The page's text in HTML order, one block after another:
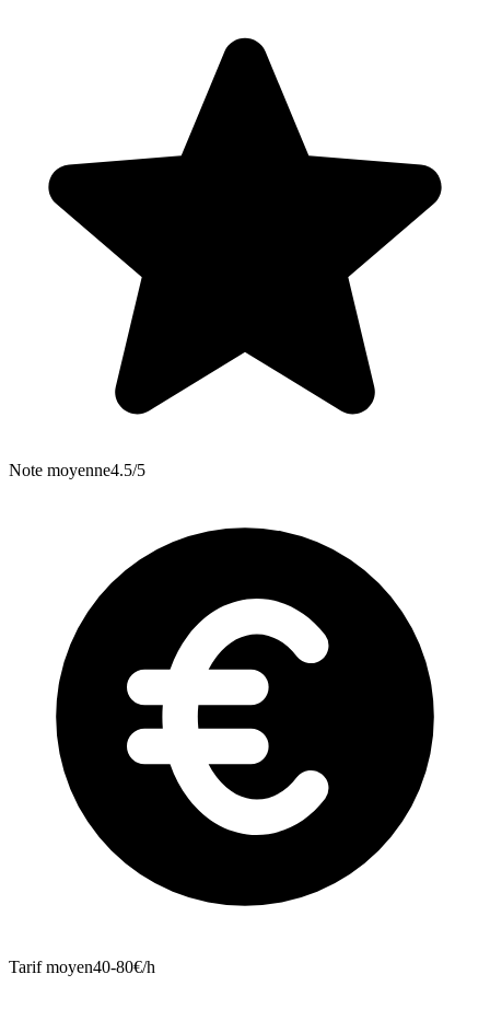
Note moyenne4.5/5
Tarif moyen40-80€/h